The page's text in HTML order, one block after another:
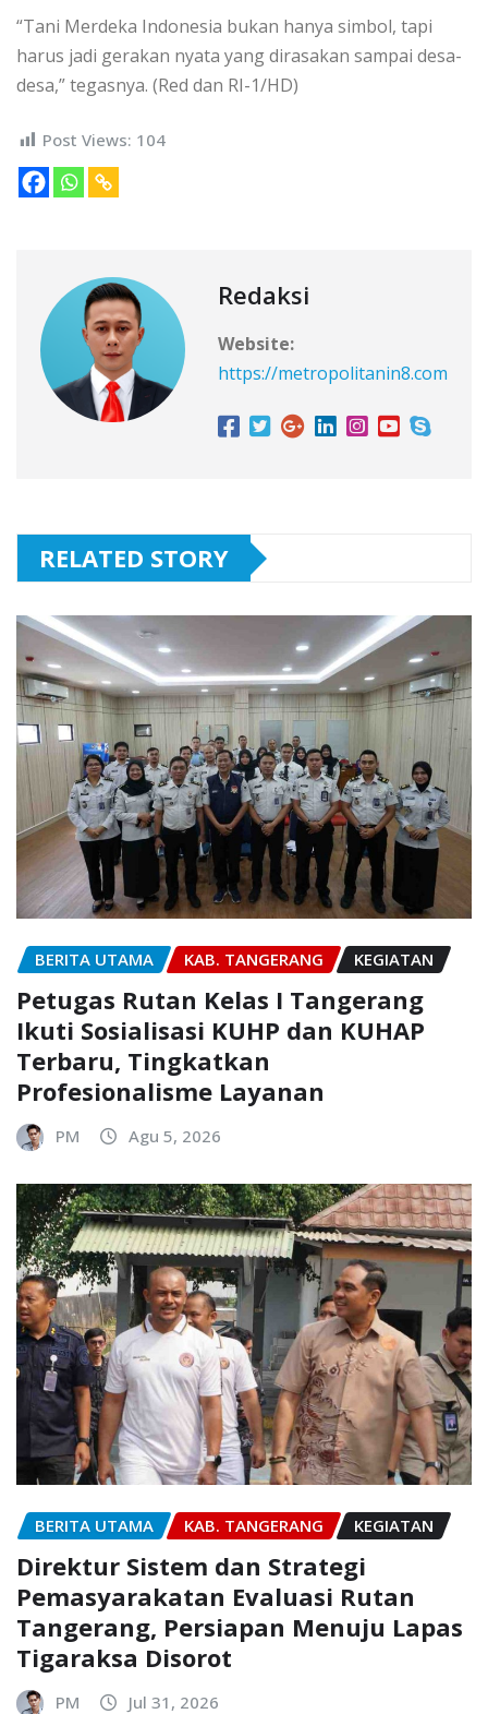
“Tani Merdeka Indonesia bukan hanya simbol, tapi
harus jadi gerakan nyata yang dirasakan sampai desa-
desa,” tegasnya. (Red dan RI-1/HD)
Post Views: 104
Redaksi
Website:
https://metropolitanin8.com
RELATED STORY
BERITA UTAMA KAB. TANGERANG KEGIATAN
Petugas Rutan Kelas I Tangerang
Ikuti Sosialisasi KUHP dan KUHAP
Terbaru, Tingkatkan
Profesionalisme Layanan
PM Agu 5, 2026
BERITA UTAMA KAB. TANGERANG KEGIATAN
Direktur Sistem dan Strategi
Pemasyarakatan Evaluasi Rutan
Tangerang, Persiapan Menuju Lapas
Tigaraksa Disorot
PM Jul 31, 2026